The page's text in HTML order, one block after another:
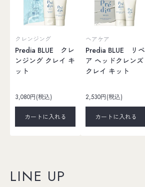
クレンジング
Predia BLUE クレ
ンジング クレイ キ
ット
3,080円(税込)
カートに入れる
ヘアケア
Predia BLUE リペ
ア ヘッドクレンズ
クレイ キット
2,530円(税込)
カートに入れる
LINE UP